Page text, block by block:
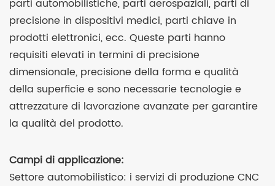
parti automobilistiche, parti aerospaziali, parti di
precisione in dispositivi medici, parti chiave in
prodotti elettronici, ecc. Queste parti hanno
requisiti elevati in termini di precisione
dimensionale, precisione della forma e qualità
della superficie e sono necessarie tecnologie e
attrezzature di lavorazione avanzate per garantire
la qualità del prodotto.
Campi di applicazione:
Settore automobilistico: i servizi di produzione CNC